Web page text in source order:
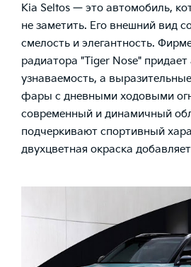
Kia Seltos — это автомобиль,
не заметить. Его внешний вид
смелость и элегантность.
радиатора "Tiger Nose"
узнаваемость, а
фары с дневными ходовыми
современный и динамичный
подчеркивают спортивный
двухцветная окраска